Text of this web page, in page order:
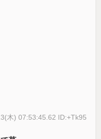
木) 07:53:45.62 ID:+Tk95